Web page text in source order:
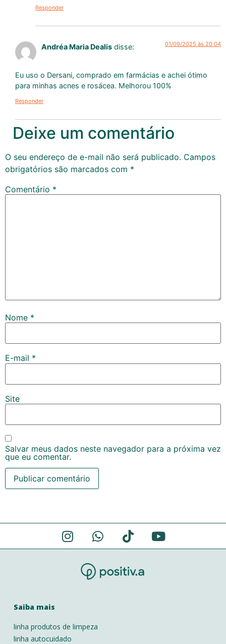
Responder
Andréa Maria Dealis disse: 01/09/2025 às 20:04
Eu uso o Dersani, comprado em farmácias e achei ótimo
para minhas acnes e rosácea. Melhorou 100%
Responder
Deixe um comentário
O seu endereço de e-mail não será publicado. Campos
obrigatórios são marcados com *
Comentário *
Nome *
E-mail *
Site
Salvar meus dados neste navegador para a próxima vez
que eu comentar.
Alternative:
Saiba mais
linha produtos de limpeza
linha autocuidado